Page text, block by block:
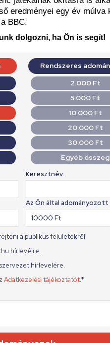
eredményei egy év múlva
BBC.
dolgozni, ha Ön is segít!